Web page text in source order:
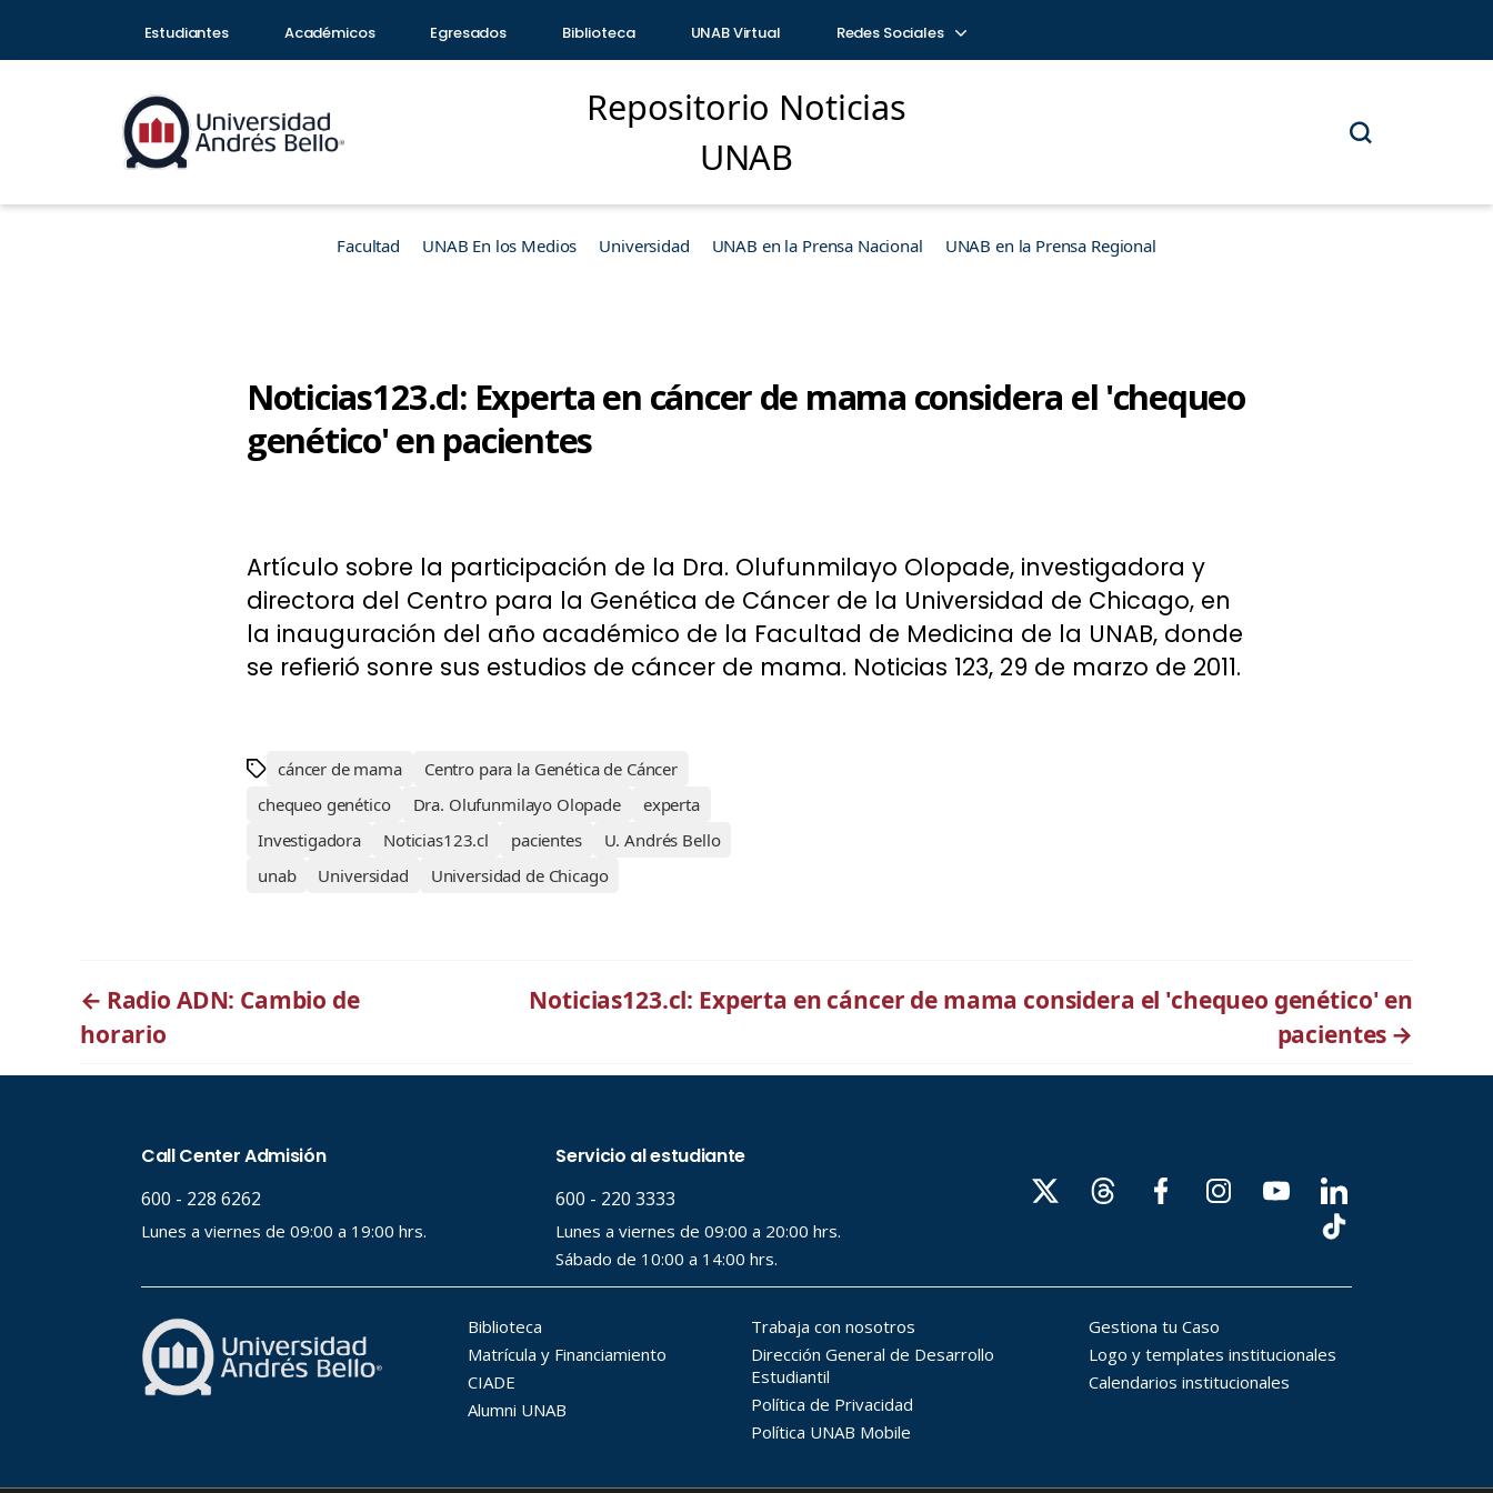
Estudiantes Académicos Egresados Biblioteca UNAB Virtual Redes Sociales
Repositorio Noticias
UNAB
Facultad UNAB En los Medios Universidad UNAB en la Prensa Nacional UNAB en la Prensa Regional
Noticias123.cl: Experta en cáncer de mama considera el 'chequeo
genético' en pacientes
Artículo sobre la participación de la Dra. Olufunmilayo Olopade, investigadora y
directora del Centro para la Genética de Cáncer de la Universidad de Chicago, en
la inauguración del año académico de la Facultad de Medicina de la UNAB, donde
se refierió sonre sus estudios de cáncer de mama. Noticias 123, 29 de marzo de 2011.
cáncer de mama
Centro para la Genética de Cáncer
chequeo genético
Dra. Olufunmilayo Olopade
experta
Investigadora
Noticias123.cl pacientes
U. Andrés Bello
unab
Universidad Universidad de Chicago
← Radio ADN: Cambio de
horario
Noticias123.cl: Experta en cáncer de mama considera el 'chequeo genético' en
pacientes →